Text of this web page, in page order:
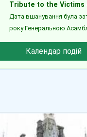
Tribute to the Victims
Дата вшанування була
року Генеральною
Календар подій